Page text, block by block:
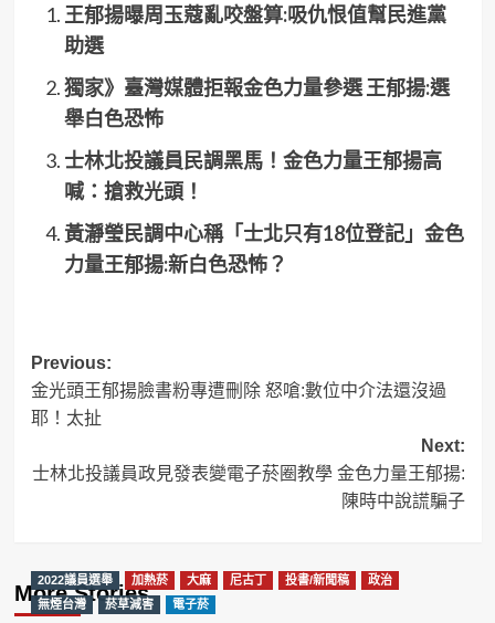
王郁揚曝周玉蔻亂咬盤算:吸仇恨值幫民進黨
助選
獨家》臺灣媒體拒報金色力量參選 王郁揚:選
舉白色恐怖
士林北投議員民調黑馬！金色力量王郁揚高
喊：搶救光頭！
黃瀞瑩民調中心稱「士北只有18位登記」金色
力量王郁揚:新白色恐怖？
Post
navigation
Previous:
金光頭王郁揚臉書粉專遭刪除 怒嗆:數位中介法還沒過
耶！太扯
Next:
士林北投議員政見發表變電子菸圈教學 金色力量王郁揚:
陳時中說謊騙子
More Stories
2022議員選舉 加熱菸 大麻 尼古丁 投書/新聞稿
政治
無煙台灣
菸草減害 電子菸